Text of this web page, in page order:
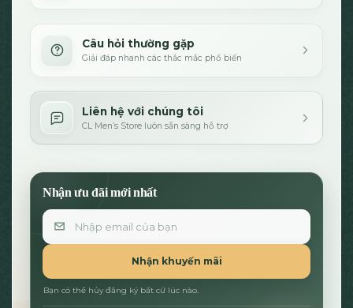
Câu hỏi thường gặp
Giải đáp nhanh các thắc mắc phổ biến
Liên hệ với chúng tôi
CL Men’s Store luôn sẵn sàng hỗ trợ
Nhận ưu đãi mới nhất
Email
Nhận khuyến mãi
Bạn có thể hủy đăng ký bất cứ lúc nào.